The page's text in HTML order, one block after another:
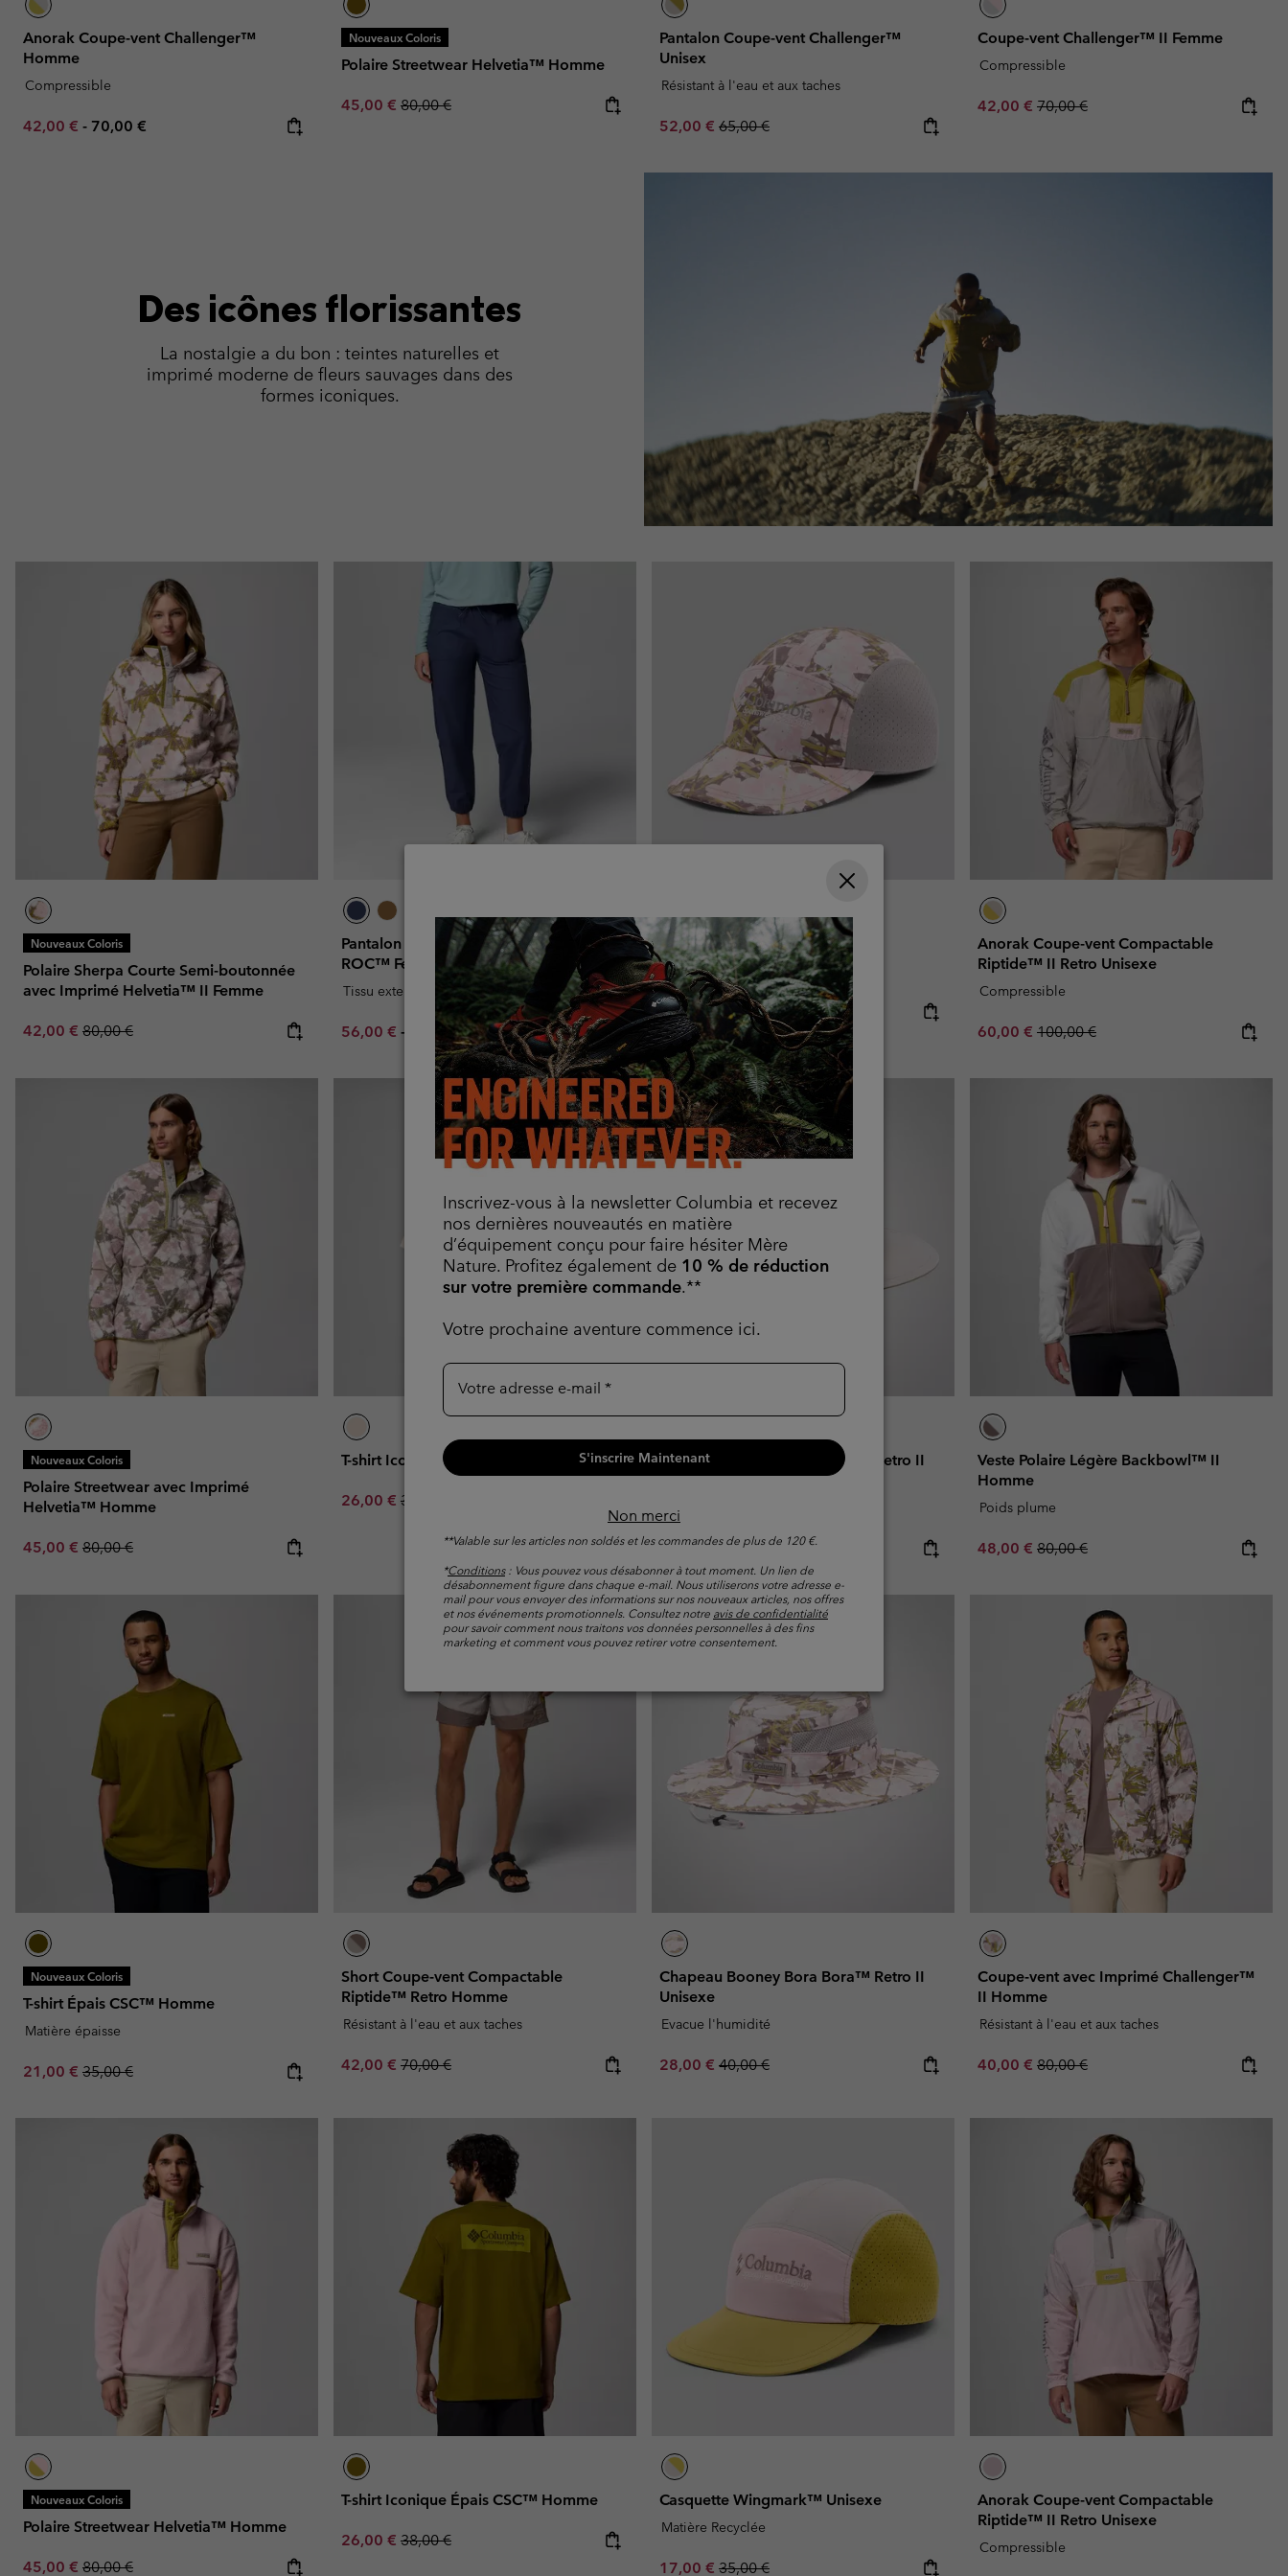
Inscrivez-vous à la newsletter Columbia et recevez
nos dernières nouveautés en matière
d’équipement conçu pour faire hésiter Mère
Nature. Profitez également de 10 % de réduction
sur votre première commande.**
Votre prochaine aventure commence ici.
Votre adresse e-mail
S'inscrire Maintenant
Non merci
**Valable sur les articles non soldés et les commandes de plus de 120 €.
*Conditions: Vous pouvez vous désabonner à tout moment. Un lien de
désabonnement figure dans chaque e-mail. Nous utiliserons votre adresse e-
mail pour vous envoyer des informations sur nos nouveaux articles, nos offres
et nos événements promotionnels. Consultez notre avis de confidentialité
pour savoir comment nous traitons vos données personnelles à des fins
marketing et comment vous pouvez retirer votre consentement.
Anorak Coupe-vent Challenger™
Homme
Compressible
Minimum sale price:
42,00 € - Maximum price:
70,00 €
Nouveaux Coloris
Polaire Streetwear Helvetia™ Homme
Sale price:
45,00 € Regular price:
80,00 €
Pantalon Coupe-vent Challenger™
Unisex
Résistant à l'eau et aux taches
Sale price:
52,00 € Regular price:
65,00 €
Coupe-vent Challenger™ II Femme
Compressible
Sale price:
42,00 € Regular price:
70,00 €
Des icônes florissantes
La nostalgie a du bon : teintes naturelles et
imprimé moderne de fleurs sauvages dans des
formes iconiques.
Nouveaux Coloris
Polaire Sherpa Courte Semi-boutonnée
avec Imprimé Helvetia™ II Femme
Sale price:
42,00 € Regular price:
80,00 €
Pantalon de Jogging Indéchirable
ROC™ Femme
Tissu extensible
Minimum sale price:
56,00 € - Maximum price:
70,00 €
Casquette Wingmark™ Unisexe
Matière Recyclée
Sale price:
21,00 €Regular price:
35,00 €
Anorak Coupe-vent Compactable
Riptide™ II Retro Unisexe
Compressible
Sale price:
60,00 € Regular price:
100,00 €
Nouveaux Coloris
Polaire Streetwear avec Imprimé
Helvetia™ Homme
Sale price:
45,00 € Regular price:
80,00 €
T-shirt Iconique Épais CSC™ Homme
Sale price:
26,00 € Regular price:
38,00 €
Chapeau Booney Bora Bora™ Retro II
Unisexe
Evacue l'humidité
Sale price:
28,00 €Regular price:
40,00 €
Veste Polaire Légère Backbowl™ II
Homme
Poids plume
Sale price:
48,00 € Regular price:
80,00 €
Nouveaux Coloris
T-shirt Épais CSC™ Homme
Matière épaisse
Sale price:
21,00 € Regular price:
35,00 €
Short Coupe-vent Compactable
Riptide™ Retro Homme
Résistant à l'eau et aux taches
Sale price:
42,00 € Regular price:
70,00 €
Chapeau Booney Bora Bora™ Retro II
Unisexe
Evacue l'humidité
Sale price:
28,00 € Regular price:
40,00 €
Coupe-vent avec Imprimé Challenger™
II Homme
Résistant à l'eau et aux taches
Sale price:
40,00 € Regular price:
80,00 €
Nouveaux Coloris
Polaire Streetwear Helvetia™ Homme
Sale price:
45,00 € Regular price:
80,00 €
T-shirt Iconique Épais CSC™ Homme
Sale price:
26,00 € Regular price:
38,00 €
Casquette Wingmark™ Unisexe
Matière Recyclée
Sale price:
17,00 € Regular price:
35,00 €
Anorak Coupe-vent Compactable
Riptide™ II Retro Unisexe
Compressible